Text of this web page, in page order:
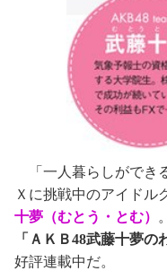
「一人暮らしができ
Ｘに挑戦中のアイドル
十夢（むとう・とむ）
「ＡＫＢ48武藤十夢の
好評連載中だ。